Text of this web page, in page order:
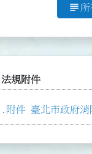
subject
法規附件
附件 臺北市政府消